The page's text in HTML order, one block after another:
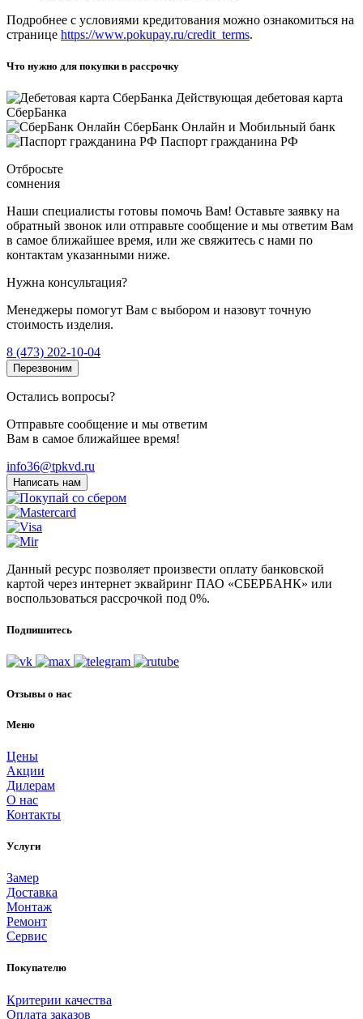
Подробнее с условиями кредитования можно ознакомиться на
странице https://www.pokupay.ru/credit_terms.
Что нужно для покупки в рассрочку
Действующая дебетовая карта
СберБанка
СберБанк Онлайн и Мобильный банк
Паспорт гражданина РФ
Отбросьте
сомнения
Наши специалисты готовы помочь Вам! Оставьте заявку на
обратный звонок или отправьте сообщение и мы ответим Вам
в самое ближайшее время, или же свяжитесь с нами по
контактам указанными ниже.
Нужна консультация?
Менеджеры помогут Вам с выбором и назовут точную
стоимость изделия.
8 (473) 202-10-04
Перезвоним
Остались вопросы?
Отправьте сообщение и мы ответим
Вам в самое ближайшее время!
info36@tpkvd.ru
Написать нам
Данный ресурс позволяет произвести оплату банковской
картой через интернет эквайринг ПАО «СБЕРБАНК» или
воспользоваться рассрочкой под 0%.
Подпишитесь
Отзывы о нас
Меню
Цены
Акции
Дилерам
О нас
Контакты
Услуги
Замер
Доставка
Монтаж
Ремонт
Сервис
Покупателю
Критерии качества
Оплата заказов